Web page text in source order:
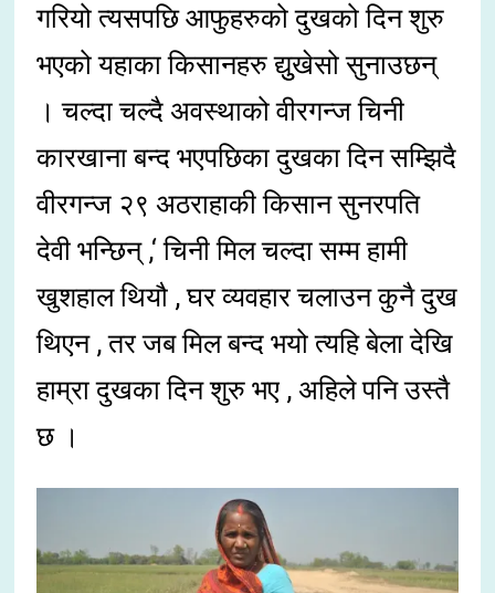
गरियो त्यसपछि आफुहरुको दुखको दिन शुरु
भएको यहाका किसानहरु द्युुखेसो सुनाउछन्
। चल्दा चल्दै अवस्थाको वीरगन्ज चिनी
कारखाना बन्द भएपछिका दुखका दिन सम्झिदै
वीरगन्ज २९ अठराहाकी किसान सुनरपति
देवी भन्छिन् ,‘ चिनी मिल चल्दा सम्म हामी
खुशहाल थियौ , घर व्यवहार चलाउन कुनै दुख
थिएन , तर जब मिल बन्द भयो त्यहि बेला देखि
हाम्रा दुखका दिन शुरु भए , अहिले पनि उस्तै
छ ।